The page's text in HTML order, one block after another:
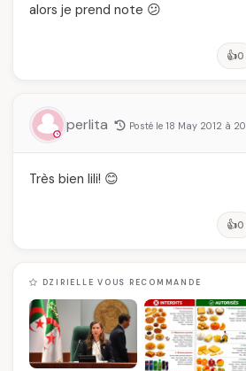
alors je prend note 😕
👍0
perlita Posté le 18 May 2012 à
Très bien lili! 😊
👍0
DZIRIELLE VOUS RECOMMANDE